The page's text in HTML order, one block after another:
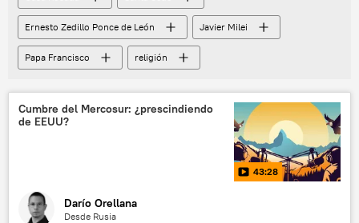
Ernesto Zedillo Ponce de León Javier Milei
Papa Francisco religión
Cumbre del Mercosur: ¿prescindiendo
de EEUU?
43:28
Darío Orellana
Desde Rusia